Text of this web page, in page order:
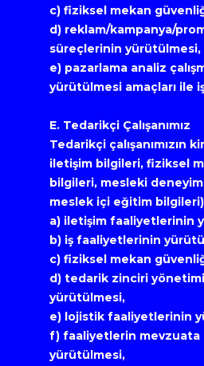
c) fiziksel mekan
d) reklam/kampanya/
süreçlerinin yürütülmesi,
e) pazarlama analiz
yürütülmesi amaçları ile
E. Tedarikçi Çalışanımız
Tedarikçi çalışanımızın
iletişim bilgileri, fiziksel
bilgileri, mesleki
meslek içi eğitim
a) iletişim faaliyetlerinin
b) iş faaliyetlerinin
c) fiziksel mekan
d) tedarik zinciri
yürütülmesi,
e) lojistik faaliyetlerinin
f) faaliyetlerin mevzuata
yürütülmesi,